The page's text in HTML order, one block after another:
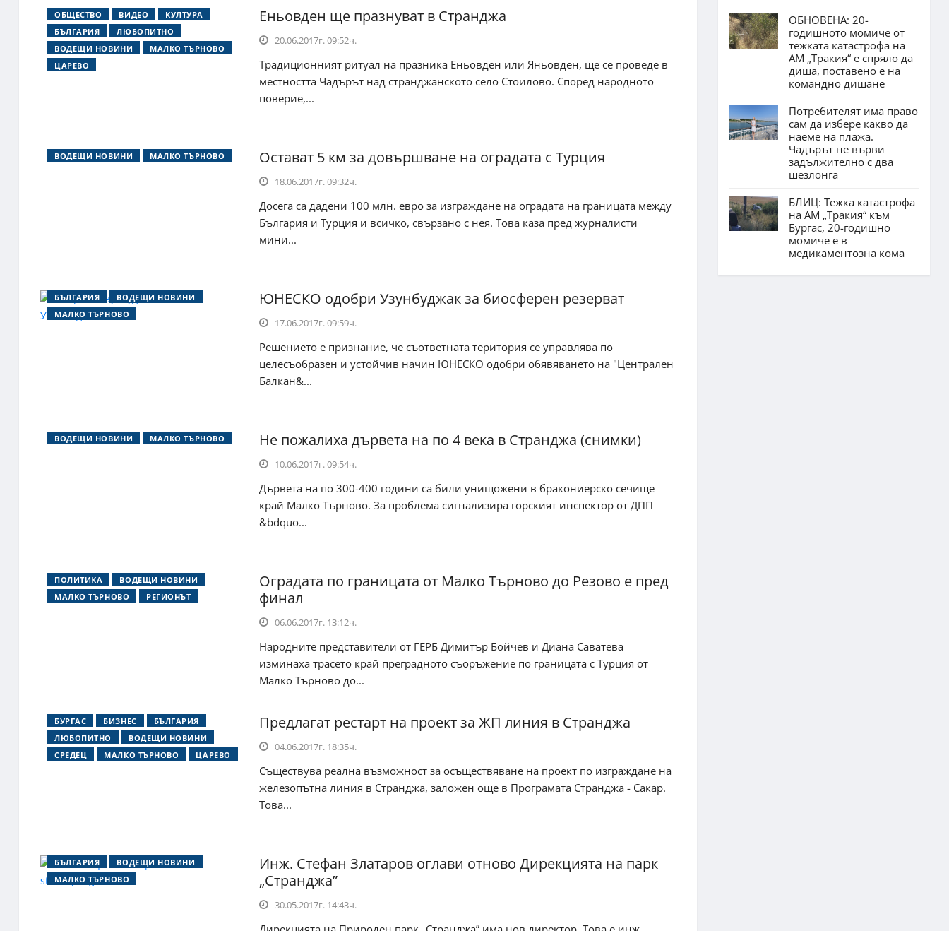
ОБЩЕСТВО ВИДЕО
КУЛТУРА
БЪЛГАРИЯ
ЛЮБОПИТНО
ВОДЕЩИ НОВИНИ
МАЛКО ТЪРНОВО
ЦАРЕВО
Еньовден ще празнуват в Странджа
20.06.2017г. 09:52ч.
Традиционният ритуал на празника Еньовден или Яньовден, ще се проведе в
местността Чадърът над странджанското село Стоилово. Според народното
поверие,...
ВОДЕЩИ НОВИНИ МАЛКО ТЪРНОВО Остават 5 км за довършване на оградата с Турция
18.06.2017г. 09:32ч.
Досега са дадени 100 млн. евро за изграждане на оградата на границата между
България и Турция и всичко, свързано с нея. Това каза пред журналисти
мини...
БЪЛГАРИЯ
ВОДЕЩИ НОВИНИ
МАЛКО ТЪРНОВО
ЮНЕСКО одобри Узунбуджак за биосферен резерват
17.06.2017г. 09:59ч.
Решението е признание, че съответната територия се управлява по
целесъобразен и устойчив начин ЮНЕСКО одобри обявяването на "Централен
Балкан&...
ВОДЕЩИ НОВИНИ МАЛКО ТЪРНОВО Не пожалиха дървета на по 4 века в Странджа (снимки)
10.06.2017г. 09:54ч.
Дървета на по 300-400 години са били унищожени в бракониерско сечище
край Малко Търново. За проблема сигнализира горският инспектор от ДПП
&bdquo...
ПОЛИТИКА
ВОДЕЩИ НОВИНИ
МАЛКО ТЪРНОВО
РЕГИОНЪТ
Oградата по границата от Малко Търново до Резово е пред
финал
06.06.2017г. 13:12ч.
Народните представители от ГЕРБ Димитър Бойчев и Диана Саватева
изминаха трасето край преградното съоръжение по границата с Турция от
Малко Търново до...
БУРГАС БИЗНЕС
БЪЛГАРИЯ
ЛЮБОПИТНО
ВОДЕЩИ НОВИНИ
СРЕДЕЦ
МАЛКО ТЪРНОВО ЦАРЕВО
Предлагат рестарт на проект за ЖП линия в Странджа
04.06.2017г. 18:35ч.
Съществува реална възможност за осъществяване на проект по изграждане на
железопътна линия в Странджа, заложен още в Програмата Странджа - Сакар.
Това...
БЪЛГАРИЯ
ВОДЕЩИ НОВИНИ
МАЛКО ТЪРНОВО
Инж. Стефан Златаров оглави отново Дирекцията на парк
„Странджа”
30.05.2017г. 14:43ч.
ОБНОВЕНА: 20-
годишното момиче от
тежката катастрофа на
АМ „Тракия“ е спряло да
диша, поставено е на
командно дишане
Потребителят има право
сам да избере какво да
наеме на плажа.
Чадърът не върви
задължително с два
шезлонга
БЛИЦ: Тежка катастрофа
на АМ „Тракия“ към
Бургас, 20-годишно
момиче е в
медикаментозна кома